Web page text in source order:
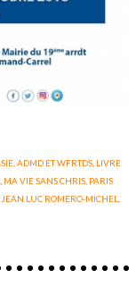
ADMD ET WFRTDS, LIVRE
MA VIE SANS CHRIS PARIS
JEAN LUC ROMERO-MICHEL